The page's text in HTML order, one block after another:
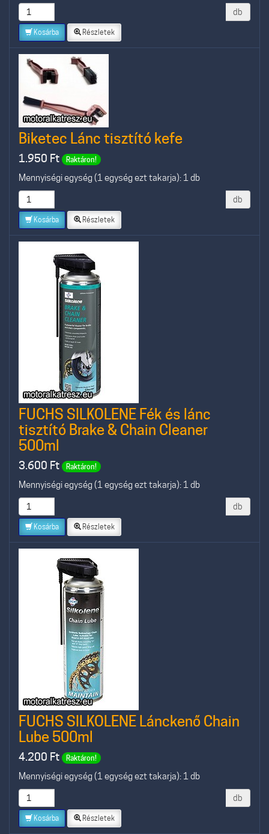
db
Kosárba Részletek
Biketec Lánc tisztító kefe
1.950 Ft Raktáron!
Mennyiségi egység (1 egység ezt takarja): 1 db
db
Kosárba Részletek
FUCHS SILKOLENE Fék és lánc
tisztító Brake & Chain Cleaner
500ml
3.600 Ft Raktáron!
Mennyiségi egység (1 egység ezt takarja): 1 db
db
Kosárba Részletek
FUCHS SILKOLENE Lánckenő Chain
Lube 500ml
4.200 Ft Raktáron!
Mennyiségi egység (1 egység ezt takarja): 1 db
db
Kosárba Részletek